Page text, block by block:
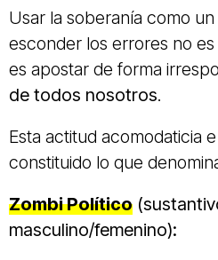
Usar la soberanía como
esconder los errores no
es apostar de forma
de todos nosotros.
Esta actitud acomodaticia
constituido lo que
Zombi Político
masculino/femenino):